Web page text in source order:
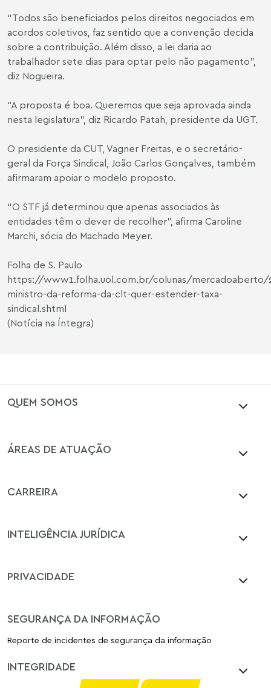
“Todos são beneficiados pelos direitos negociados em
acordos coletivos, faz sentido que a convenção decida
sobre a contribuição. Além disso, a lei daria ao
trabalhador sete dias para optar pelo não pagamento",
diz Nogueira.
“A proposta é boa. Queremos que seja aprovada ainda
nesta legislatura", diz Ricardo Patah, presidente da UGT.
O presidente da CUT, Vagner Freitas, e o secretário-
geral da Força Sindical, João Carlos Gonçalves, também
afirmaram apoiar o modelo proposto.
“O STF já determinou que apenas associados às
entidades têm o dever de recolher", afirma Caroline
Marchi, sócia do Machado Meyer.
Folha de S. Paulo
https://www1.folha.uol.com.br/colunas/mercadoaberto/
ministro-da-reforma-da-clt-quer-estender-taxa-
sindical.shtml
(Notícia na Íntegra)
QUEM SOMOS
ÁREAS DE ATUAÇÃO
CARREIRA
INTELIGÊNCIA JURÍDICA
PRIVACIDADE
SEGURANÇA DA INFORMAÇÃO
Reporte de incidentes de segurança da informação
INTEGRIDADE